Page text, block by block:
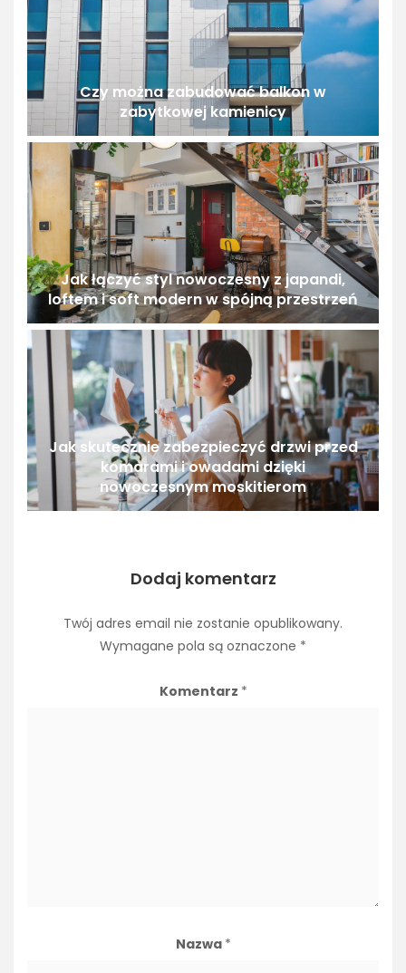
Czy można zabudować balkon w
zabytkowej kamienicy
Jak łączyć styl nowoczesny z japandi,
loftem i soft modern w spójną przestrzeń
Jak skutecznie zabezpieczyć drzwi przed
komarami i owadami dzięki
nowoczesnym moskitierom
Dodaj komentarz
Twój adres email nie zostanie opublikowany.
Wymagane pola są oznaczone *
Komentarz *
Nazwa *